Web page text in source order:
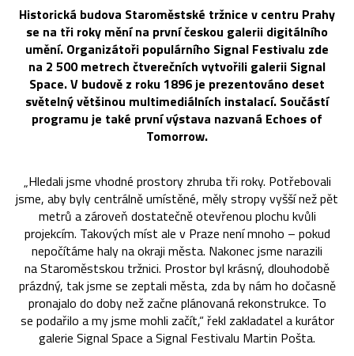
Historická budova Staroměstské tržnice v centru Prahy
se na tři roky mění na první českou galerii digitálního
umění. Organizátoři populárního Signal Festivalu zde
na 2 500 metrech čtverečních vytvořili galerii Signal
Space. V budově z roku 1896 je prezentováno deset
světelný většinou multimediálních instalací. Součástí
programu je také první výstava nazvaná Echoes of
Tomorrow.
„Hledali jsme vhodné prostory zhruba tři roky. Potřebovali
jsme, aby byly centrálně umístěné, měly stropy vyšší než pět
metrů a zároveň dostatečně otevřenou plochu kvůli
projekcím. Takových míst ale v Praze není mnoho – pokud
nepočítáme haly na okraji města. Nakonec jsme narazili
na Staroměstskou tržnici. Prostor byl krásný, dlouhodobě
prázdný, tak jsme se zeptali města, zda by nám ho dočasně
pronajalo do doby než začne plánovaná rekonstrukce. To
se podařilo a my jsme mohli začít,“ řekl zakladatel a kurátor
galerie Signal Space a Signal Festivalu Martin Pošta.